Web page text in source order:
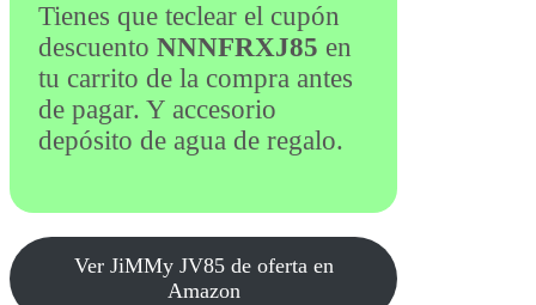
Tienes que teclear el cupón
descuento NNNFRXJ85 en
tu carrito de la compra antes
de pagar. Y accesorio
depósito de agua de regalo.
Ver JiMMy JV85 de oferta en
Amazon